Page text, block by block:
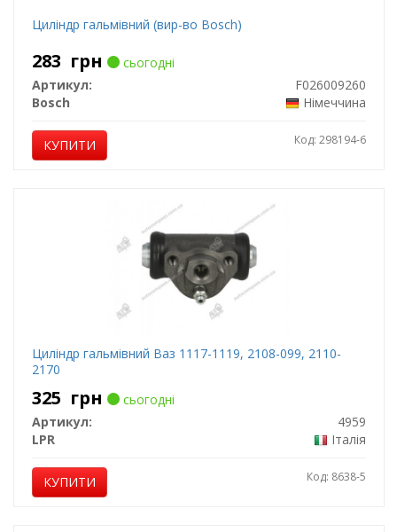
Циліндр гальмівний (вир-во Bosch)
283 грн
сьогодні
Артикул:
F026009260
Bosch
Німеччина
КУПИТИ Код: 298194-6
Циліндр гальмівний Ваз 1117-1119, 2108-099, 2110-
2170
325 грн
сьогодні
Артикул:
4959
LPR
Італія
КУПИТИ Код: 8638-5